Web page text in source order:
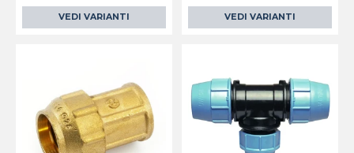
VEDI VARIANTI VEDI VARIANTI